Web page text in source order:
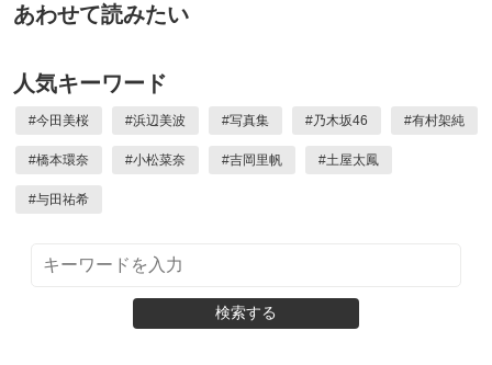
あわせて読みたい
人気キーワード
#今田美桜 #浜辺美波 #写真集 #乃木坂46 #有村架純
#橋本環奈 #小松菜奈 #吉岡里帆 #土屋太鳳
#与田祐希
検索する